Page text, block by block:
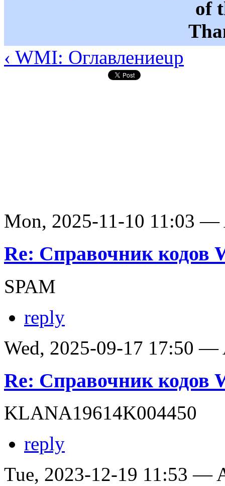
of
‹ WMI: Оглавлениеup
Mon, 2025-11-10 11:03 —
Re: Справочник кодов
SPAM
reply
Wed, 2025-09-17 17:50 —
Re: Справочник кодов
KLANA19614K004450
reply
Tue, 2023-12-19 11:53 —